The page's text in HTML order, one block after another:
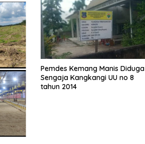
Pemdes Kemang Manis Diduga
Sengaja Kangkangi UU no 8
tahun 2014